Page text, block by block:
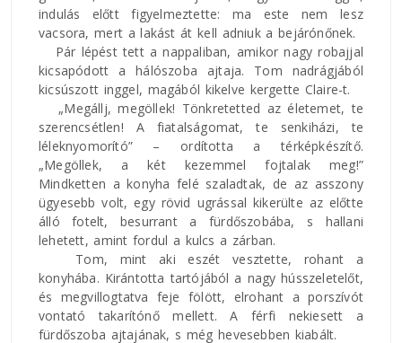
indulás előtt figyelmeztette: ma este nem lesz
vacsora, mert a lakást át kell adniuk a bejárónőnek.
Pár lépést tett a nappaliban, amikor nagy robajjal
kicsapódott a hálószoba ajtaja. Tom nadrágjából
kicsúszott inggel, magából kikelve kergette Claire-t.
„Megállj, megöllek! Tönkretetted az életemet, te
szerencsétlen! A fiatalságomat, te senkiházi, te
léleknyomorító” – ordította a térképkészítő.
„Megöllek, a két kezemmel fojtalak meg!”
Mindketten a konyha felé szaladtak, de az asszony
ügyesebb volt, egy rövid ugrással kikerülte az előtte
álló fotelt, besurrant a fürdőszobába, s hallani
lehetett, amint fordul a kulcs a zárban.
Tom, mint aki eszét vesztette, rohant a
konyhába. Kirántotta tartójából a nagy hússzeletelőt,
és megvillogtatva feje fölött, elrohant a porszívót
vontató takarítónő mellett. A férfi nekiesett a
fürdőszoba ajtajának, s még hevesebben kiabált.